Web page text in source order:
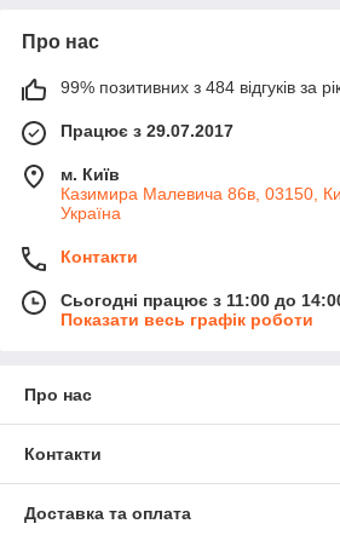
Про нас
99% позитивних з 484 відгуків за
Працює з 29.07.2017
м. Київ
Казимира Малевича 86в, 03150,
Україна
Контакти
Сьогодні працює з 11:00 до
Показати весь графік роботи
Про нас
Контакти
Доставка та оплата